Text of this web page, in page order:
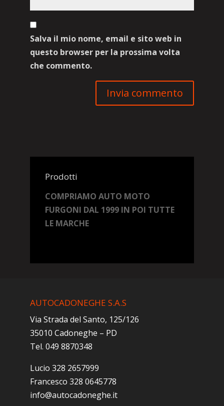
Salva il mio nome, email e sito web in
questo browser per la prossima volta
che commento.
Prodotti
COMPRIAMO AUTO MOTO
FURGONI DAL 1999 IN POI TUTTE
LE MARCHE
AUTOCADONEGHE S.A.S
Via Strada del Santo, 125/126
35010 Cadoneghe – PD
Tel. 049 8870348
Lucio 328 2657999
Francesco 328 0645778
info@autocadoneghe.it